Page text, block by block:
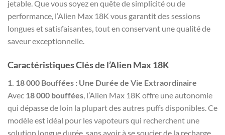
jetable. Que vous soyez en quête de simplicité ou de
performance, l’Alien Max 18K vous garantit des sessions
longues et satisfaisantes, tout en conservant une qualité de
saveur exceptionnelle.
Caractéristiques Clés de l’Alien Max 18K
1. 18 000 Bouffées : Une Durée de Vie Extraordinaire
Avec 18 000 bouffées, l’Alien Max 18K offre une autonomie
qui dépasse de loin la plupart des autres puffs disponibles. Ce
modèle est idéal pour les vapoteurs qui recherchent une
solution longue durée, sans avoir à se soucier de la recharge